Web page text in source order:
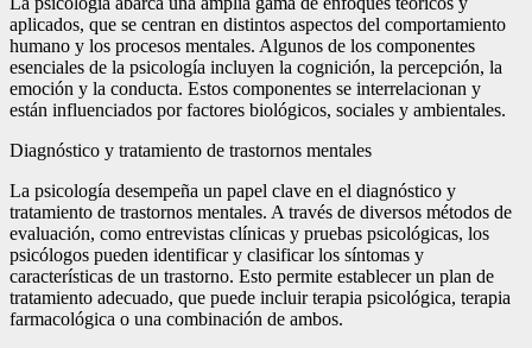
aplicados, que se centran en distintos aspectos del comportamiento
humano y los procesos mentales. Algunos de los componentes
esenciales de la psicología incluyen la cognición, la percepción, la
emoción y la conducta. Estos componentes se interrelacionan y
están influenciados por factores biológicos, sociales y ambientales.
Diagnóstico y tratamiento de trastornos mentales
La psicología desempeña un papel clave en el diagnóstico y
tratamiento de trastornos mentales. A través de diversos métodos de
evaluación, como entrevistas clínicas y pruebas psicológicas, los
psicólogos pueden identificar y clasificar los síntomas y
características de un trastorno. Esto permite establecer un plan de
tratamiento adecuado, que puede incluir terapia psicológica, terapia
farmacológica o una combinación de ambos.